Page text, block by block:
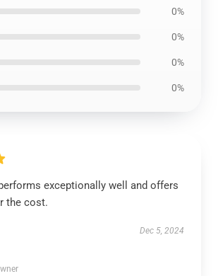
0%
0%
0%
0%
exceptionally well and offers
the cost.
Dec 5, 2024